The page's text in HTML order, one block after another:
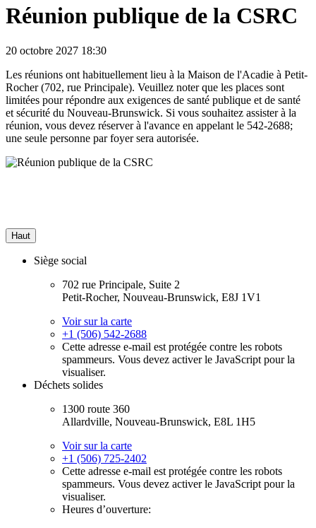
Réunion publique de la CSRC
20 octobre 2027 18:30
Les réunions ont habituellement lieu à la Maison de l'Acadie à Petit-
Rocher (702, rue Principale). Veuillez noter que les places sont
limitées pour répondre aux exigences de santé publique et de santé
et sécurité du Nouveau-Brunswick. Si vous souhaitez assister à la
réunion, vous devez réserver à l'avance en appelant le 542-2688;
une seule personne par foyer sera autorisée.
Haut
Siège social
702 rue Principale, Suite 2
Petit-Rocher, Nouveau-Brunswick, E8J 1V1
Voir sur la carte
+1 (506) 542-2688
Cette adresse e-mail est protégée contre les robots
spammeurs. Vous devez activer le JavaScript pour la
visualiser.
Déchets solides
1300 route 360
Allardville, Nouveau-Brunswick, E8L 1H5
Voir sur la carte
+1 (506) 725-2402
Cette adresse e-mail est protégée contre les robots
spammeurs. Vous devez activer le JavaScript pour la
visualiser.
Heures d’ouverture: